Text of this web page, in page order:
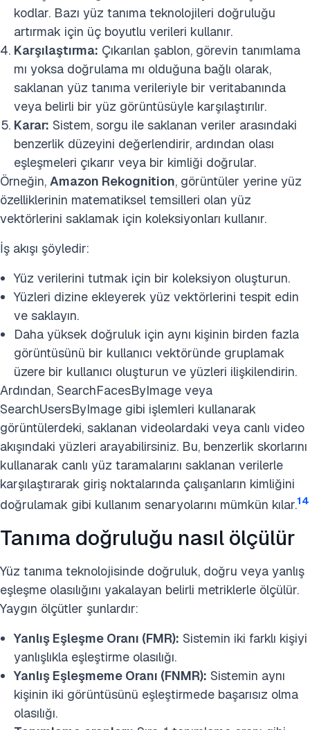
kodlar. Bazı yüz tanıma teknolojileri doğruluğu
artırmak için üç boyutlu verileri kullanır.
Karşılaştırma: Çıkarılan şablon, görevin tanımlama
mı yoksa doğrulama mı olduğuna bağlı olarak,
saklanan yüz tanıma verileriyle bir veritabanında
veya belirli bir yüz görüntüsüyle karşılaştırılır.
Karar: Sistem, sorgu ile saklanan veriler arasındaki
benzerlik düzeyini değerlendirir, ardından olası
eşleşmeleri çıkarır veya bir kimliği doğrular.
Örneğin, Amazon Rekognition, görüntüler yerine yüz
özelliklerinin matematiksel temsilleri olan yüz
vektörlerini saklamak için koleksiyonları kullanır.
İş akışı şöyledir:
Yüz verilerini tutmak için bir koleksiyon oluşturun.
Yüzleri dizine ekleyerek yüz vektörlerini tespit edin
ve saklayın.
Daha yüksek doğruluk için aynı kişinin birden fazla
görüntüsünü bir kullanıcı vektöründe gruplamak
üzere bir kullanıcı oluşturun ve yüzleri ilişkilendirin.
Ardından, SearchFacesByImage veya
SearchUsersByImage gibi işlemleri kullanarak
görüntülerdeki, saklanan videolardaki veya canlı video
akışındaki yüzleri arayabilirsiniz. Bu, benzerlik skorlarını
kullanarak canlı yüz taramalarını saklanan verilerle
karşılaştırarak giriş noktalarında çalışanların kimliğini
doğrulamak gibi kullanım senaryolarını mümkün kılar.14
Tanıma doğruluğu nasıl ölçülür
Yüz tanıma teknolojisinde doğruluk, doğru veya yanlış
eşleşme olasılığını yakalayan belirli metriklerle ölçülür.
Yaygın ölçütler şunlardır:
Yanlış Eşleşme Oranı (FMR): Sistemin iki farklı kişiyi
yanlışlıkla eşleştirme olasılığı.
Yanlış Eşleşmeme Oranı (FNMR): Sistemin aynı
kişinin iki görüntüsünü eşleştirmede başarısız olma
olasılığı.